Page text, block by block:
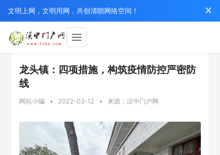
文明上网，文明用网，共创清朗网络空间！
龙头镇：四项措施，构筑疫情防控严密防
线
网站小编 • 2022-03-12 • 来源：汉中门户网